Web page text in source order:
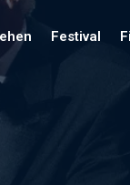
Festival